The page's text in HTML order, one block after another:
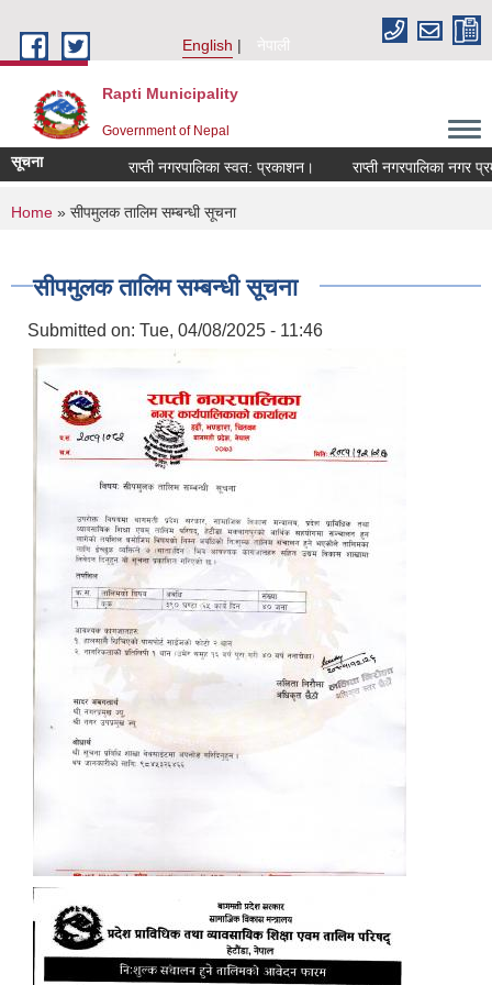
English
नेपाली
Rapti Municipality
Government of Nepal
सूचना राप्ती नगरपालिका स्वत: प्रकाशन। राप्ती नगरपालिका नगर
You are here
Home » सीपमुलक तालिम सम्बन्धी सूचना
सीपमुलक तालिम सम्बन्धी सूचना
Submitted on: Tue, 04/08/2025 - 11:46